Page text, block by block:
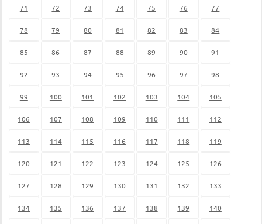
71 72 73 74 75 76 77
78 79 80 81 82 83 84
85 86 87 88 89 90 91
92 93 94 95 96 97 98
99 100 101 102 103 104 105
106 107 108 109 110 111 112
113 114 115 116 117 118 119
120 121 122 123 124 125 126
127 128 129 130 131 132 133
134 135 136 137 138 139 140